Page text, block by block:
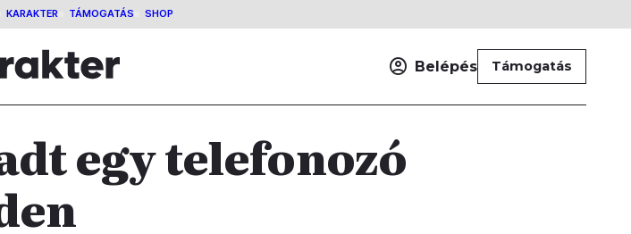
KARAKTER TÁMOGATÁS SHOP
Belépés Támogatás
egy telefonozó